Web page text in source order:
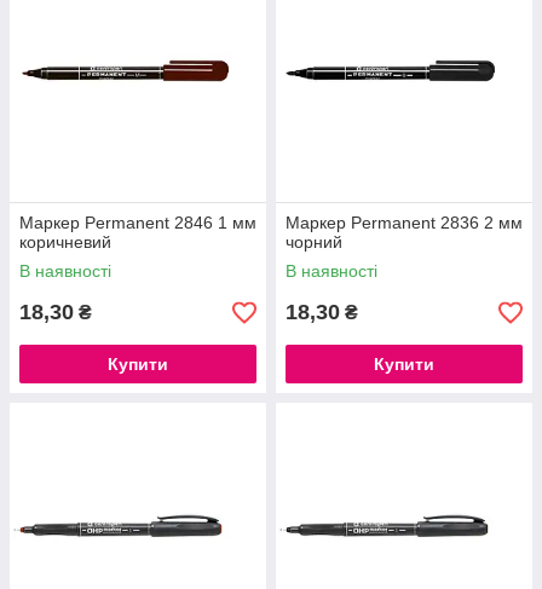
Маркер Permanent 2846 1 мм
коричневий
В наявності
18,30 ₴
Купити
Маркер Permanent 2836 2 мм
чорний
В наявності
18,30 ₴
Купити